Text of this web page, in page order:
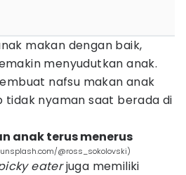
makan dengan baik,
menyudutkan anak.
nafsu makan anak
tidak nyaman saat berada di
anak terus menerus
@ross_sokolovski)
eaterjuga memiliki